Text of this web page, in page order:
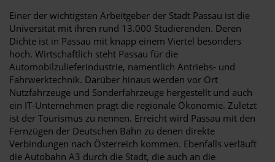
Einer der wichtigsten Arbeitgeber der Stadt Passau ist die
Universität mit ihren rund 13.000 Studierenden. Deren
Dichte ist in Passau mit knapp einem Viertel besonders
hoch. Wirtschaftlich steht Passau für die
Automobilzulieferindustrie, namentlich Antriebs- und
Fahrwerktechnik. Darüber hinaus werden vor Ort
Nutzfahrzeuge und Sonderfahrzeuge hergestellt und auch
ein IT-Unternehmen prägt die regionale Ökonomie. Zuletzt
ist der Tourismus zu nennen. Erreicht wird Passau mit den
Fernzügen der Deutschen Bahn zu denen direkte
Verbindungen nach Österreich kommen. Ebenfalls verläuft
die Autobahn A3 durch die Stadt, die auch an die